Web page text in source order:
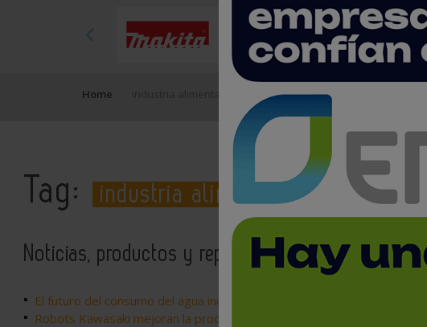
Home
Tag: industria alimentaria
Noticias, productos y reportajes relacionados a
El futuro del consumo del agua industrial: nueva normativa y gestión
Robots Kawasaki mejoran la productividad de una cercevería tradicional